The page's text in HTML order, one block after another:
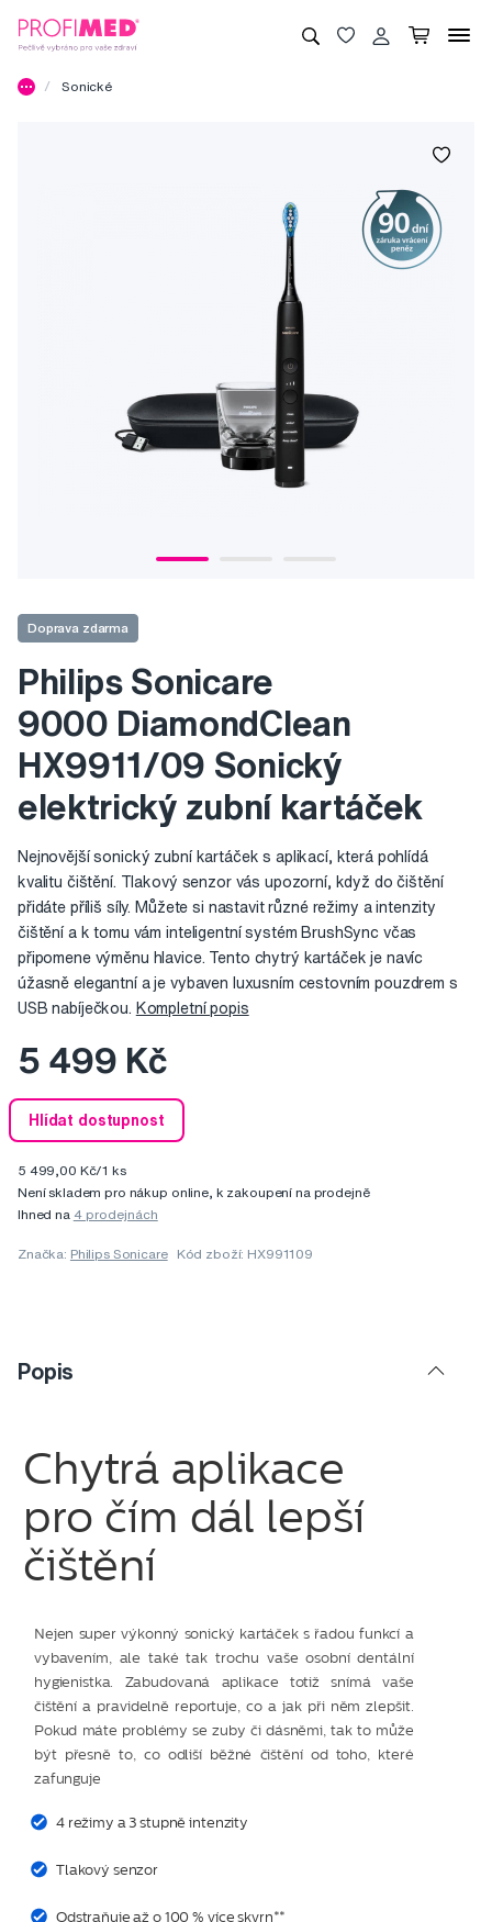
Sonické
Doprava zdarma
Philips Sonicare
9000 DiamondClean
HX9911/09 Sonický
elektrický zubní kartáček
Nejnovější sonický zubní kartáček s aplikací, která pohlídá
kvalitu čištění. Tlakový senzor vás upozorní, když do čištění
přidáte příliš síly. Můžete si nastavit různé režimy a intenzity
čištění a k tomu vám inteligentní systém BrushSync včas
připomene výměnu hlavice. Tento chytrý kartáček je navíc
úžasně elegantní a je vybaven luxusním cestovním pouzdrem s
USB nabíječkou. Kompletní popis
5 499 Kč
Hlídat dostupnost
5 499,00 Kč/1 ks
Není skladem pro nákup online, k zakoupení na prodejně
Ihned na 4 prodejnách
Značka: Philips Sonicare Kód zboží: HX991109
Popis
Chytrá aplikace
pro čím dál lepší
čištění
Nejen super výkonný sonický kartáček s řadou funkcí a
vybavením, ale také tak trochu vaše osobní dentální
hygienistka. Zabudovaná aplikace totiž snímá vaše
čištění a pravidelně reportuje, co a jak při něm zlepšit.
Pokud máte problémy se zuby či dásněmi, tak to může
být přesně to, co odliší běžné čištění od toho, které
zafunguje
4 režimy a 3 stupně intenzity
Tlakový senzor
Odstraňuje až o 100 % více skvrn**